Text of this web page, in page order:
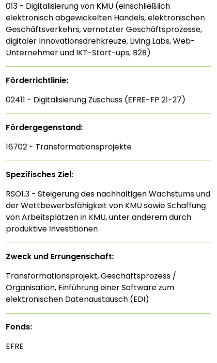
013 - Digitalisierung von KMU (einschließlich
elektronisch abgewickelten Handels, elektronischen
Geschäftsverkehrs, vernetzter Geschäftsprozesse,
digitaler Innovationsdrehkreuze, Living Labs, Web-
Unternehmer und IKT-Start-ups, B2B)
Förderrichtlinie:
02411 - Digitalisierung Zuschuss (EFRE-FP 21-27)
Fördergegenstand:
16702 - Transformationsprojekte
Spezifisches Ziel:
RSO1.3 - Steigerung des nachhaltigen Wachstums und
der Wettbewerbsfähigkeit von KMU sowie Schaffung
von Arbeitsplätzen in KMU, unter anderem durch
produktive Investitionen
Zweck und Errungenschaft:
Transformationsprojekt, Geschäftsprozess /
Organisation, Einführung einer Software zum
elektronischen Datenaustausch (EDI)
Fonds:
EFRE